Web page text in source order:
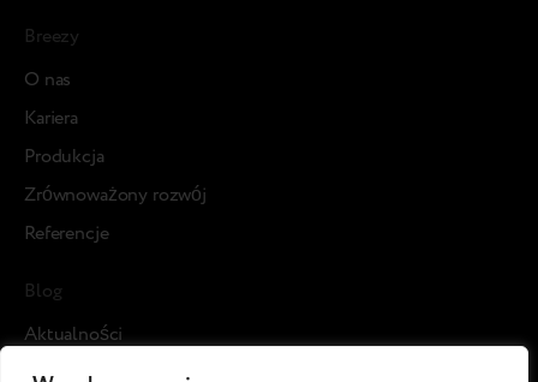
Breezy
О nas
Kariera
Produkcja
Zrównoważony rozwój
Referencje
Blog
Aktualności
Studia przypadku